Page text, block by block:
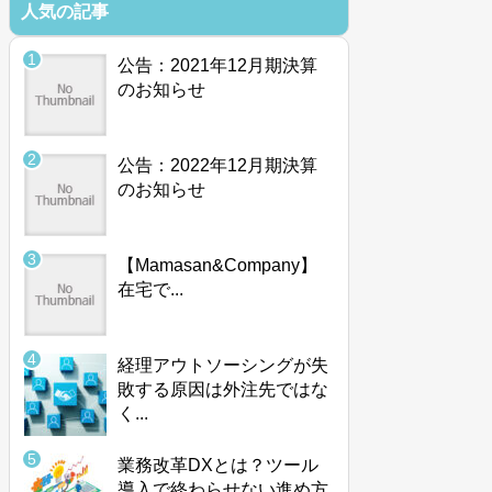
人気の記事
公告：2021年12月期決算
のお知らせ
公告：2022年12月期決算
のお知らせ
【Mamasan&Company】
在宅で...
経理アウトソーシングが失
敗する原因は外注先ではな
く...
業務改革DXとは？ツール